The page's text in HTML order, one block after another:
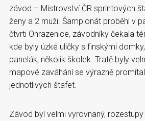
závod – Mistrovství ČR sprintových
ženy a 2 muži. Šampionát proběhl v
čtvrti Ohrazenice, závodníky čekala
kde byly úzké uličky s finskými
panelák, několik školek. Tratě byly
mapové zaváhání se výrazně
jednotlivých štafet.
Závod byl velmi vyrovnaný,